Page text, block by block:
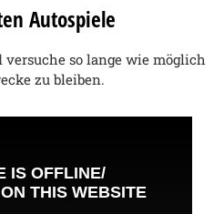
Autospiele
versuche so lange wie möglich
zu bleiben.